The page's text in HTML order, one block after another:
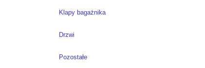
Klapy bagażnika
Drzwi
Pozostałe